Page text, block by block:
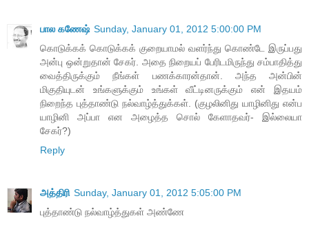
பால கணேஷ் Sunday, January 01, 2012 5:00:00 PM
கொடுக்கக் கொடுக்கக் குறையாமல் வளர்ந்து கொண்டே இருப்பது
அன்பு ஒன்றுதான் சேகர். அதை நிறையப் பேரிடமிருந்து சம்பாதித்து
வைத்திருக்கும் நீங்கள் பணக்காரன்தான். அந்த அன்பின்
மிகுதியுடன் உங்களுக்கும் உங்கள் வீட்டினருக்கும் என் இதயம்
நிறைந்த புத்தாண்டு நல்வாழ்த்துக்கள். (குழலினிது யாழினிது என்ப
யாழினி அப்பா என அழைத்த சொல் கேளாதவர்- இல்லையா
சேகர்?)
Reply
அத்திரி Sunday, January 01, 2012 5:05:00 PM
புத்தாண்டு நல்வாழ்த்துகள் அண்ணே